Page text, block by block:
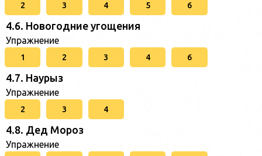
2 3 4 5 6
4.6. Новогодние угощения
Упражнение
1 2 3 4 6
4.7. Наурыз
Упражнение
2 3 4
4.8. Дед Мороз
Упражнение